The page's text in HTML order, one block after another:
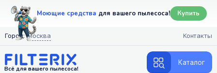
Моющие средства для вашего пылесоса! Купить
Город: Москва Контакты
Всё для вашего пылесоса!
Каталог